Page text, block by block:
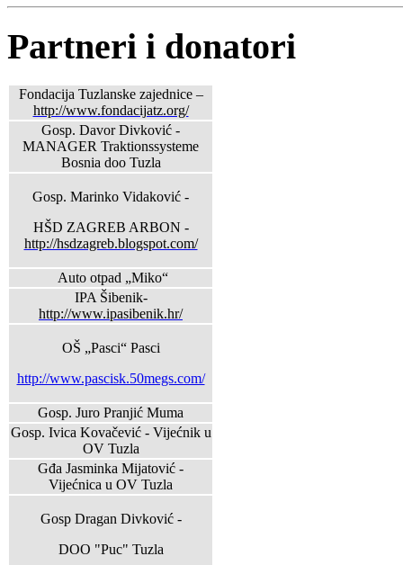
Partneri i donatori
Fondacija Tuzlanske zajednice –
http://www.fondacijatz.org/
Gosp. Davor Divković -
MANAGER Traktionssysteme
Bosnia doo Tuzla
Gosp. Marinko Vidaković -
HŠD ZAGREB ARBON -
http://hsdzagreb.blogspot.com/
Auto otpad „Miko“
IPA Šibenik-
http://www.ipasibenik.hr/
OŠ „Pasci“ Pasci
http://www.pascisk.50megs.com/
Gosp. Juro Pranjić Muma
Gosp. Ivica Kovačević - Vijećnik u
OV Tuzla
Gđa Jasminka Mijatović -
Vijećnica u OV Tuzla
Gosp Dragan Divković -
DOO "Puc" Tuzla